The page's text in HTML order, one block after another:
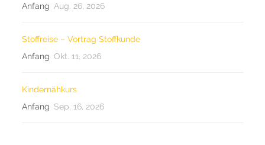
Anfang Aug. 26, 2026
Stoffreise – Vortrag Stoffkunde
Anfang Okt. 11, 2026
Kindernähkurs
Anfang Sep. 16, 2026